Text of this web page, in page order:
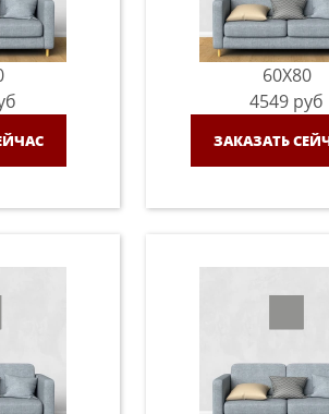
60X80
4549 руб
ЗАКАЗАТЬ